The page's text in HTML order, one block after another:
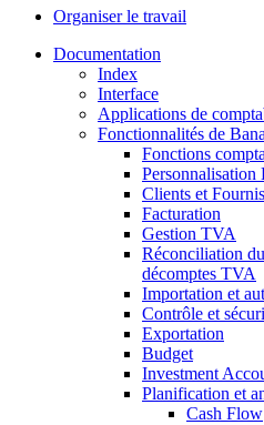
Organiser le travail
Documentation
Index
Interface
Applications de
Fonctionnalités de
Fonctions
Personnalisation
Clients et
Facturation
Gestion TVA
Réconciliation
décomptes TVA
Importation et
Contrôle et
Exportation
Budget
Investment
Planification et
Cash Flow